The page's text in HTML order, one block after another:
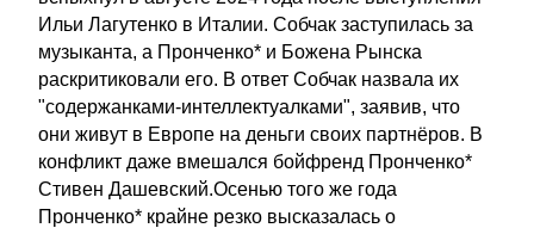
Ильи Лагутенко в Италии. Собчак заступилась за
музыканта, а Пронченко* и Божена Рынска
раскритиковали его. В ответ Собчак назвала их
"содержанками-интеллектуалками", заявив, что
они живут в Европе на деньги своих партнёров. В
конфликт даже вмешался бойфренд Пронченко*
Стивен Дашевский.Осенью того же года
Пронченко* крайне резко высказалась о